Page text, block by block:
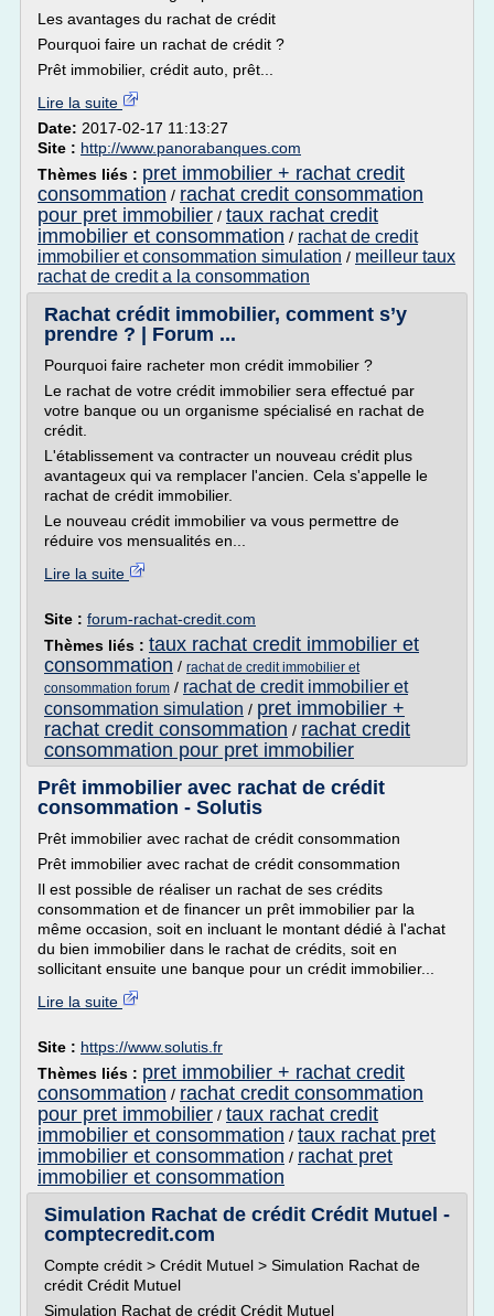
Les avantages du rachat de crédit
Pourquoi faire un rachat de crédit ?
Prêt immobilier, crédit auto, prêt...
Lire la suite
Date: 2017-02-17 11:13:27
Site : http://www.panorabanques.com
Thèmes liés : pret immobilier + rachat credit
consommation / rachat credit consommation
pour pret immobilier / taux rachat credit
immobilier et consommation / rachat de credit
immobilier et consommation simulation / meilleur taux
rachat de credit a la consommation
Rachat crédit immobilier, comment s’y
prendre ? | Forum ...
Pourquoi faire racheter mon crédit immobilier ?
Le rachat de votre crédit immobilier sera effectué par
votre banque ou un organisme spécialisé en rachat de
crédit.
L'établissement va contracter un nouveau crédit plus
avantageux qui va remplacer l'ancien. Cela s'appelle le
rachat de crédit immobilier.
Le nouveau crédit immobilier va vous permettre de
réduire vos mensualités en...
Lire la suite
Site : forum-rachat-credit.com
Thèmes liés : taux rachat credit immobilier et
consommation / rachat de credit immobilier et
consommation forum / rachat de credit immobilier et
consommation simulation / pret immobilier +
rachat credit consommation / rachat credit
consommation pour pret immobilier
Prêt immobilier avec rachat de crédit
consommation - Solutis
Prêt immobilier avec rachat de crédit consommation
Prêt immobilier avec rachat de crédit consommation
Il est possible de réaliser un rachat de ses crédits
consommation et de financer un prêt immobilier par la
même occasion, soit en incluant le montant dédié à l'achat
du bien immobilier dans le rachat de crédits, soit en
sollicitant ensuite une banque pour un crédit immobilier...
Lire la suite
Site : https://www.solutis.fr
Thèmes liés : pret immobilier + rachat credit
consommation / rachat credit consommation
pour pret immobilier / taux rachat credit
immobilier et consommation / taux rachat pret
immobilier et consommation / rachat pret
immobilier et consommation
Simulation Rachat de crédit Crédit Mutuel -
comptecredit.com
Compte crédit > Crédit Mutuel > Simulation Rachat de
crédit Crédit Mutuel
Simulation Rachat de crédit Crédit Mutuel